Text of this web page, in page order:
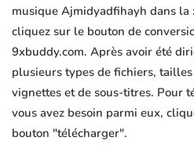
musique Ajmidyadfihayh dans la
cliquez sur le bouton de
9xbuddy.com. Après avoir été
plusieurs types de fichiers,
vignettes et de sous-titres. Pour
vous avez besoin parmi eux,
bouton "télécharger".